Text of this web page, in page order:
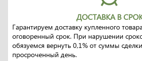
ДОСТАВКА В
Гарантируем доставку купленного
оговоренный срок. При нарушении
обязуемся вернуть 0,1% от суммы
просроченный день.